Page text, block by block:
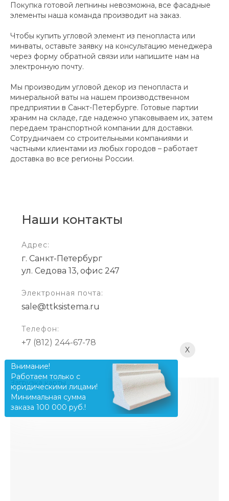
Покупка готовой лепнины невозможна, все фасадные
элементы наша команда производит на заказ.
Чтобы купить угловой элемент из пенопласта или
минваты, оставьте заявку на консультацию менеджера
через форму обратной связи или напишите нам на
электронную почту.
Мы производим угловой декор из пенопласта и
минеральной ваты на нашем производственном
предприятии в Санкт-Петербурге. Готовые партии
храним на складе, где надежно упаковываем их, затем
передаем транспортной компании для доставки.
Сотрудничаем со строительными компаниями и
частными клиентами из любых городов – работает
доставка во все регионы России.
Наши контакты
Адрес:
г. Санкт-Петербург
ул. Седова 13, офис 247
Электронная почта:
sale@ttksistema.ru
Телефон:
+7 (812) 244-67-78
X
Внимание!
Работаем только с
юридическими лицами!
Минимальная сумма
заказа 100 000 руб.!